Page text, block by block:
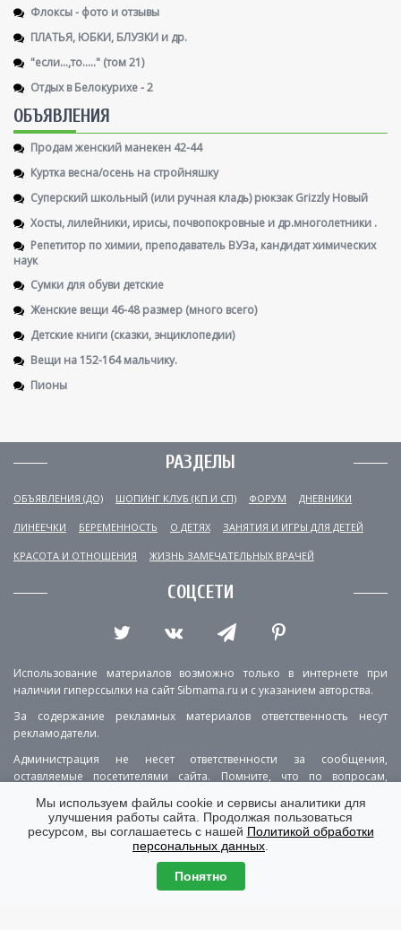
Флоксы - фото и отзывы
ПЛАТЬЯ, ЮБКИ, БЛУЗКИ и др.
"если...,то....." (том 21)
Отдых в Белокурихе - 2
ОБЪЯВЛЕНИЯ
Продам женский манекен 42-44
Куртка весна/осень на стройняшку
Суперский школьный (или ручная кладь) рюкзак Grizzly Новый
Хосты, лилейники, ирисы, почвопокровные и др.многолетники .
Репетитор по химии, преподаватель ВУЗа, кандидат химических
наук
Сумки для обуви детские
Женские вещи 46-48 размер (много всего)
Детские книги (сказки, энциклопедии)
Вещи на 152-164 мальчику.
Пионы
РАЗДЕЛЫ
ОБЪЯВЛЕНИЯ (ДО) ШОПИНГ КЛУБ (КП И СП) ФОРУМ ДНЕВНИКИ
ЛИНЕЕЧКИ БЕРЕМЕННОСТЬ О ДЕТЯХ ЗАНЯТИЯ И ИГРЫ ДЛЯ ДЕТЕЙ
КРАСОТА И ОТНОШЕНИЯ ЖИЗНЬ ЗАМЕЧАТЕЛЬНЫХ ВРАЧЕЙ
СОЦСЕТИ
Использование материалов возможно только в интернете при
наличии гиперссылки на сайт Sibmama.ru и с указанием авторства.
За содержание рекламных материалов ответственность несут
рекламодатели.
Администрация не несет ответственности за сообщения,
оставляемые посетителями сайта. Помните, что по вопросам,
РЕКЛАМА О ПРОЕКТЕ
КОНТАКТЫ
ПОЛИТИКА КОНФИДЕНЦИАЛЬНОСТИ
ВЕРСИЯ ДЛЯ КОМПЬЮТЕРА
Мы используем файлы cookie и сервисы аналитики для
улучшения работы сайта. Продолжая пользоваться
ресурсом, вы соглашаетесь с нашей Политикой обработки
персональных данных
Понятно